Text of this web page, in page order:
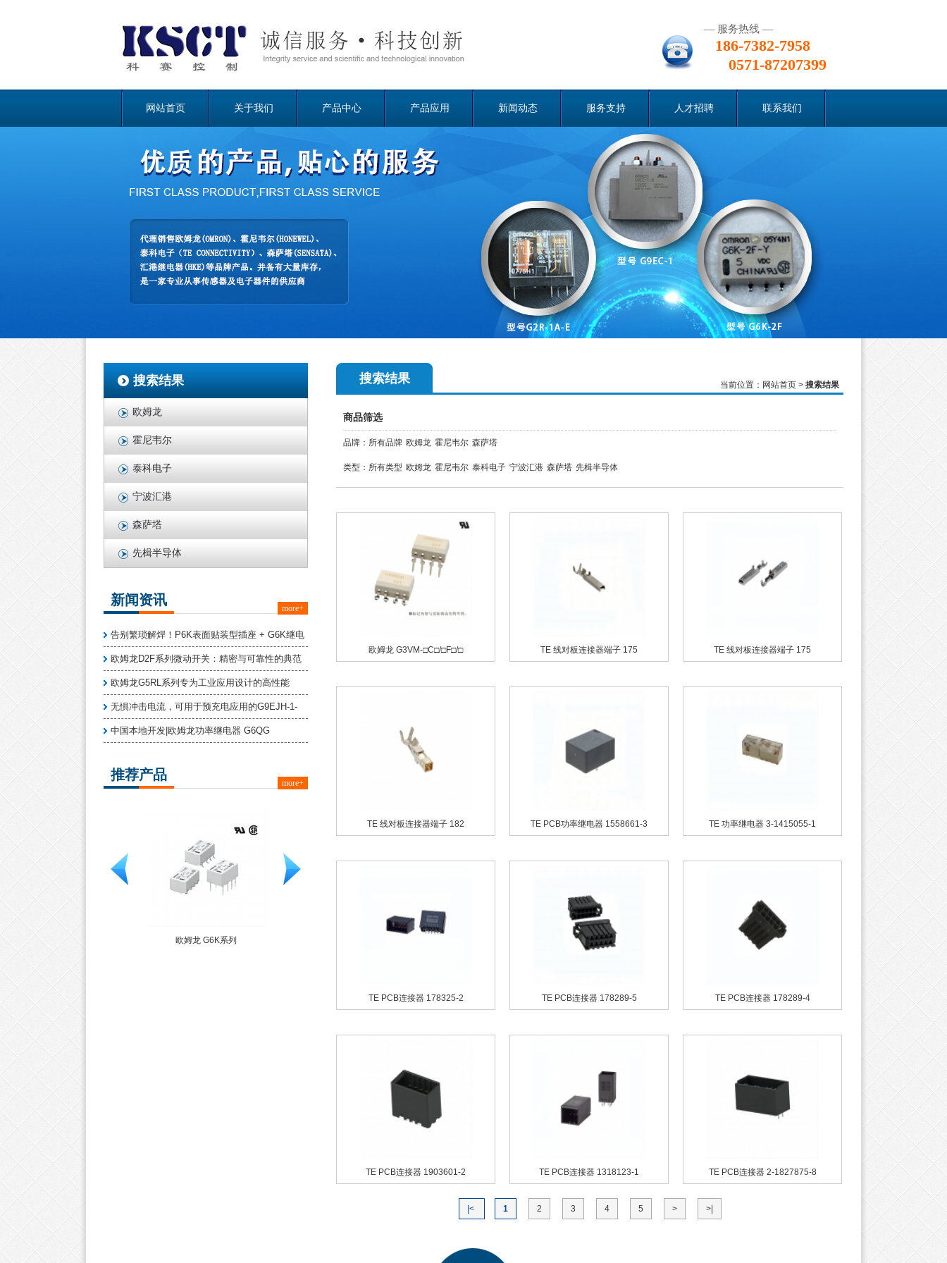
0571-87207399
186-7382-7958
— 服务热线 —
网站首页 关于我们 产品中心 产品应用 新闻动态 服务支持 人才招聘 联系我们
搜索结果
欧姆龙
霍尼韦尔
泰科电子
宁波汇港
森萨塔
先楫半导体
新闻资讯
more+
告别繁琐解焊！P6K表面贴装型插座 + G6K继电
欧姆龙D2F系列微动开关：精密与可靠性的典范
欧姆龙G5RL系列专为工业应用设计的高性能
无惧冲击电流，可用于预充电应用的G9EJH-1-
中国本地开发|欧姆龙功率继电器 G6QG
推荐产品
more+
欧姆龙 G6K系列 TE 线对板连接器端子 175
搜索结果 当前位置： 网站首页 > 搜索结果
商品筛选
品牌： 所有品牌 欧姆龙 霍尼韦尔 森萨塔
类型： 所有类型 欧姆龙 霍尼韦尔 泰科电子 宁波汇港 森萨塔 先楫半导体
欧姆龙 G3VM-□C□/□F□/□ TE 线对板连接器端子 175 TE 线对板连接器端子 175
TE 线对板连接器端子 182 TE PCB功率继电器 1558661-3 TE 功率继电器 3-1415055-1
TE PCB连接器 178325-2 TE PCB连接器 178289-5 TE PCB连接器 178289-4
TE PCB连接器 1903601-2 TE PCB连接器 1318123-1 TE PCB连接器 2-1827875-8
|< 1 2 3 4 5 > >|